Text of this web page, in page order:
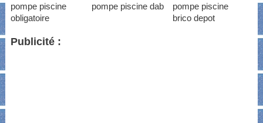
pompe piscine
obligatoire
pompe piscine dab
pompe piscine
brico depot
Publicité :